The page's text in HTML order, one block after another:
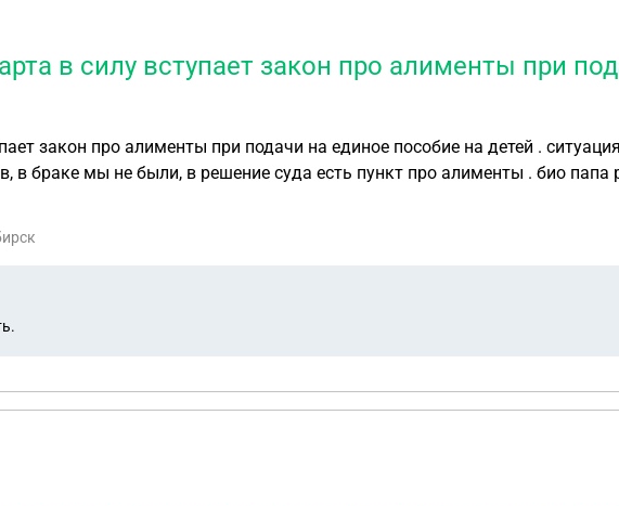
в силу вступает закон про алименты при
закон про алименты при подачи на единое пособие на детей .
в браке мы не были, в решение суда есть пункт про алименты . био папа
тоже ниразу за 14 лет не заплатил. Сейчас мне нужна справка о том